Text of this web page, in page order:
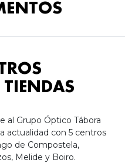
TIENDAS
al Grupo Óptico Tábora
actualidad con 5 centros
de Compostela,
Melide y Boiro.